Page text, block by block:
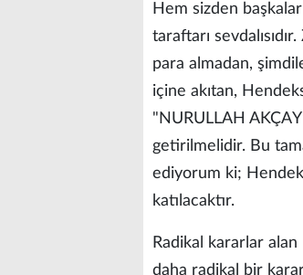
Hem sizden
taraftarı
para almadan,
içine akıtan,
"NURULLAH
getirilmelidir. Bu
ediyorum ki;
katılacaktır.
Radikal kararlar
daha radikal bir